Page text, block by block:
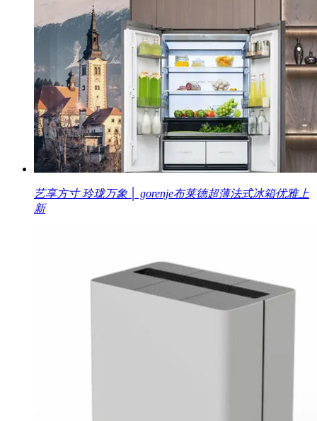
艺享方寸 玲珑万象 │ gorenje布莱德超薄法式冰箱优雅上
新